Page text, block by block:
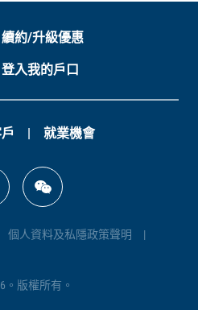
續約/升級優惠
登入我的戶口
就業機會
個人資料及私隱政策聲明
版權所有。